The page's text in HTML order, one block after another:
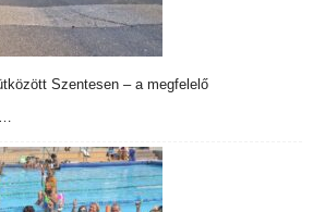
Szentesen – a megfelelő